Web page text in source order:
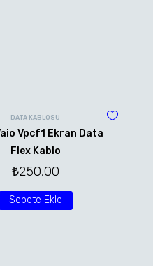
DATA KABLOSU
Vpcf1 Ekran Data
Flex Kablo
₺250,00
Sepete Ekle